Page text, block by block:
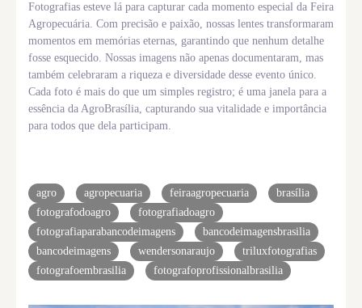
Fotografias esteve lá para capturar cada momento especial da Feira
Agropecuária. Com precisão e paixão, nossas lentes transformaram
momentos em memórias eternas, garantindo que nenhum detalhe
fosse esquecido. Nossas imagens não apenas documentaram, mas
também celebraram a riqueza e diversidade desse evento único.
Cada foto é mais do que um simples registro; é uma janela para a
essência da AgroBrasília, capturando sua vitalidade e importância
para todos que dela participam.
agro agropecuaria feiraagropecuaria
brasília
fotografodoagro
fotografiadoagro
fotografiaparabancodeimagens
bancodeimagensbrasilia
bancodeimagens
wendersonaraujo
triluxfotografias
fotografoembrasilia
fotografoprofissionalbrasilia